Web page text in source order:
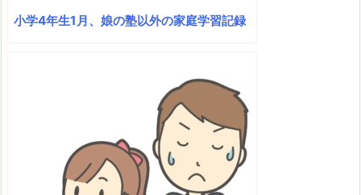
小学4年生1月、娘の塾以外の家庭学習記録